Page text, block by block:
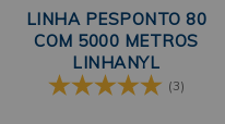
LINHA PESPONTO 80
COM 5000 METROS
LINHANYL
(3)